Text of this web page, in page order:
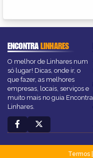
ENCONTRALINHARES
O melhor de Linhares num
só lugar! Dicas, onde ir, o
que fazer, as melhores
empresas, locais, serviços e
muito mais no guia Encontra
Linhares.
Termos|